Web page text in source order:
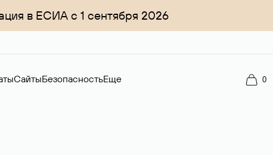
в ЕСИА с 1 сентября 2026
СайтыБезопасностьЕще 0